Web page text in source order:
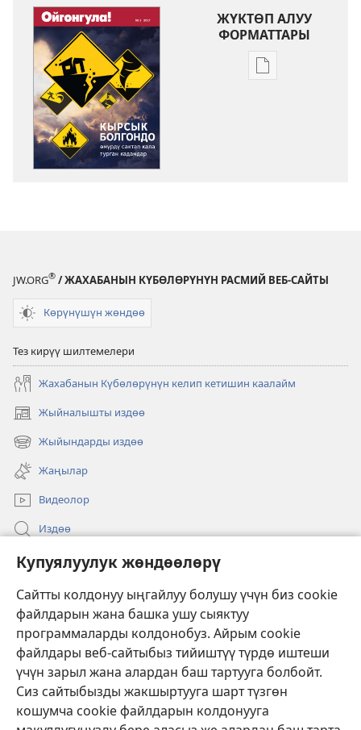
Купуялуулук жөндөөлөрү
Сайтты колдонуу ыңгайлуу болушу үчүн биз cookie
файлдарын жана башка ушу сыяктуу
программаларды колдонобуз. Айрым cookie
файлдары веб-сайтыбыз тийиштүү түрдө иштеши
үчүн зарыл жана алардан баш тартууга болбойт.
Сиз сайтыбызды жакшыртууга шарт түзгөн
кошумча cookie файлдарын колдонууга
ЖҮКТӨП АЛУУ
ФОРМАТТАРЫ
Адабиятты
кадамдар
JW.ORG® / ЖАХАБАНЫН КҮБӨЛӨРҮНҮН РАСМИЙ ВЕБ-САЙТЫ
Көрүнүшүн жөндөө
Тез кирүү шилтемелери
Жахабанын Күбөлөрүнүн келип кетишин каалайм
Жыйналышты издөө
(жаңы
терезе
ачат)
Жыйындарды издөө
(жаңы
терезе
ачат)
Жаңылар
Видеолор
Издөө
Бийлик өкүлдөрү үчүн маалымат
Тартуулар
(жаңы
терезе
ачат)
ОНЛАЙН КИТЕПКАНА
(жаңы
терезе
ачат) JW Hub
(жаңы